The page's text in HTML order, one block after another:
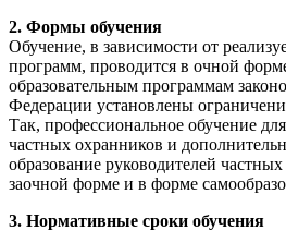
2. Формы обучения
Обучение, в зависимости от
программ, проводится в очной
образовательным программам
Федерации установлены
Так, профессиональное обучение
частных охранников и
образование руководителей
заочной форме и в форме
3. Нормативные сроки обучения